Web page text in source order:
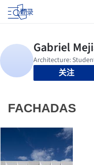
登录
关注
FACHADAS